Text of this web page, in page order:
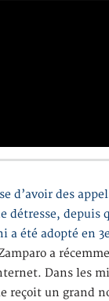
d’avoir des
détresse, depuis
a été adopté en
a
Dans les
reçoit un grand